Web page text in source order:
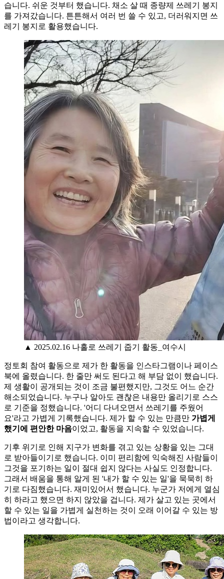
습니다. 쉬운 것부터 했습니다. 채소 살 때 종량제 쓰레기 봉지
를 가져갔습니다. 튼튼해서 여러 번 쓸 수 있고, 더러워지면 쓰
레기 봉지로 활용했습니다.
▲ 2025.02.16 나홀로 쓰레기 줍기 활동_여수시
정토회 참여 활동으로 제가 한 활동을 인스타그램이나 페이스
북에 올렸습니다. 한 줄만 써도 된다고 해 부담 없이 했습니다.
제 생활이 공개되는 것이 조금 불편했지만, 그것도 어느 순간
해소되었습니다. 누구나 알아도 괜찮은 내용만 올리기로 스스
로 기준을 정했습니다. '어디 다녀오면서 쓰레기를 주웠어
요'라고 가볍게 기록했습니다. 제가 할 수 있는 만큼만 가볍게
했기에 편안한 마음이었고, 활동을 지속할 수 있었습니다.
기후 위기로 인해 지구가 변화를 겪고 있는 상황을 있는 그대
로 받아들이기로 했습니다. 이미 편리함에 익숙해진 사람들이
그것을 포기하는 일이 절대 쉽지 않다는 사실도 인정합니다.
그래서 배움을 통해 알게 된 '내가 할 수 있는 일'을 묵묵히 하
기로 다짐했습니다. 재미있어서 했습니다. 누군가 저에게 열심
히 하라고 했으면 하지 않았을 겁니다. 제가 살고 있는 곳에서
할 수 있는 일을 가볍게 실천하는 것이 오래 이어갈 수 있는 방
법이라고 생각합니다.